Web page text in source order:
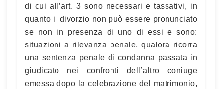
di cui all’art. 3 sono necessari e tassativi, in
quanto il divorzio non può essere pronunciato
se non in presenza di uno di essi e sono:
situazioni a rilevanza penale, qualora ricorra
una sentenza penale di condanna passata in
giudicato nei confronti dell’altro coniuge
emessa dopo la celebrazione del matrimonio,